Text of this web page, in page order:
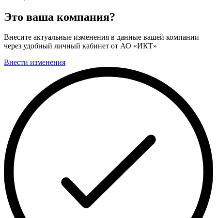
Это ваша компания?
Внесите актуальные изменения в данные вашей компании
через удобный личный кабинет от АО «ИКТ»
Внести изменения